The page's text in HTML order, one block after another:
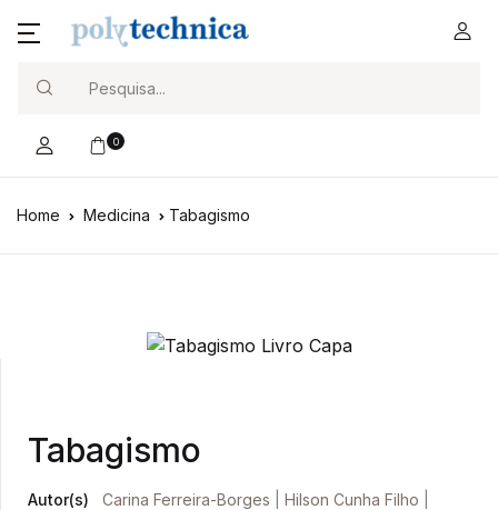
0
Home Medicina Tabagismo
Tabagismo
Autor(s) Carina Ferreira-Borges Hilson Cunha Filho